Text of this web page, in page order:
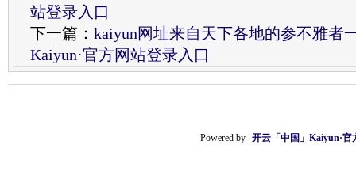
站登录入口
下一篇： kaiyun网址来自天下各地的参不雅者
Kaiyun·官方网站登录入口
Powered by 开云「中国」Kaiyun·官